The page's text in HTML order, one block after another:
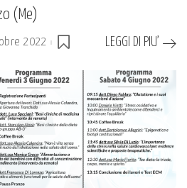
(Me)
2022 LEGGI DI PIU’